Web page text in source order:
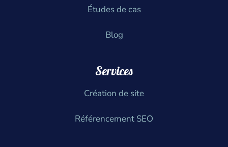
Études de cas
Blog
Services
Création de site
Référencement SEO